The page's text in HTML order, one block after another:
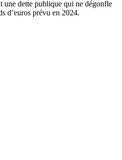
une dette publique qui ne dégonfle
d’euros prévu en 2024.